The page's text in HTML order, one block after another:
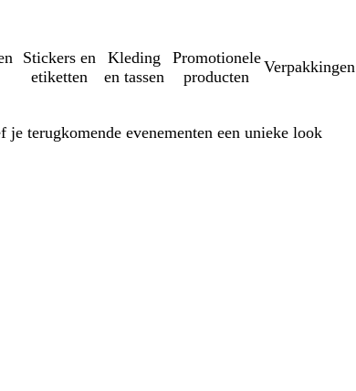
Stickers en
etiketten
Kleding
en tassen
Promotionele
producten
Verpakkingen
je terugkomende evenementen een unieke look